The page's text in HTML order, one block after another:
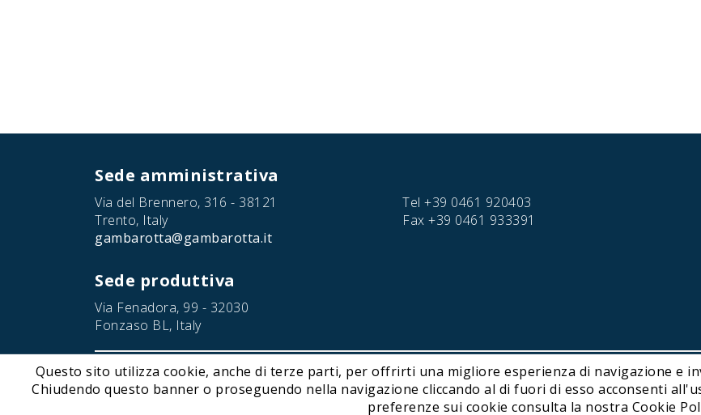
Sede amministrativa
Via del Brennero, 316 - 38121
Trento, Italy
gambarotta@gambarotta.it
Sede produttiva
Via Fenadora, 99 - 32030
Fonzaso BL, Italy
Tel +39 0461 920403
Fax +39 0461 933391
© 2026 Gambarotta Gschwendt | Advanced Conveyor Technology | P. IVA IT01716450224
Questo sito utilizza cookie, anche di terze parti, per offrirti una migliore esperienza di navigazione e
Chiudendo questo banner o proseguendo nella navigazione cliccando al di fuori di esso acconsenti
preferenze sui cookie consulta la nostra Cookie